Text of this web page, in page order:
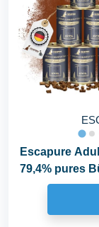
Escapure
79,4% pures